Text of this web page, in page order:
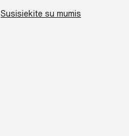
Susisiekite su mumis